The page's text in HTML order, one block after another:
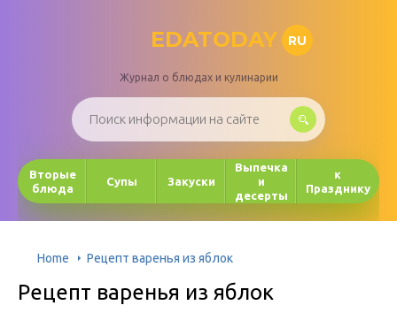
EDATODAY RU
Журнал о блюдах и кулинарии
Вторые
блюда
Супы Закуски
Выпечка
и
десерты
к
Празднику
Home Рецепт варенья из яблок
Рецепт варенья из яблок